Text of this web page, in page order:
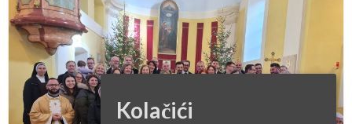
Kolačići